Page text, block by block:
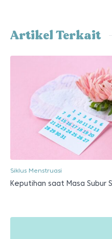
Artikel Terkait
Siklus Menstruasi
Keputihan saat Masa Subur